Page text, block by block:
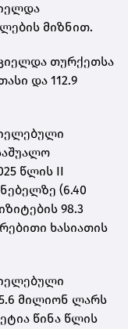
მიზნით.
თურქეთსა
და 112.9
წლის II
(6.40
98.3
ხასიათის
მილიონ ლარს
წინა წლის